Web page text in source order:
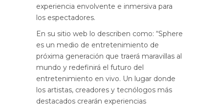
experiencia envolvente e inmersiva para
los espectadores.
En su sitio web lo describen como: “Sphere
es un medio de entretenimiento de
próxima generación que traerá maravillas al
mundo y redefinirá el futuro del
entretenimiento en vivo. Un lugar donde
los artistas, creadores y tecnólogos más
destacados crearán experiencias